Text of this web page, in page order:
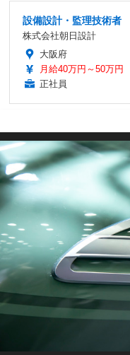
設備設計・監理技術者
株式会社朝日設計
大阪府
月給40万円～50万円
正社員